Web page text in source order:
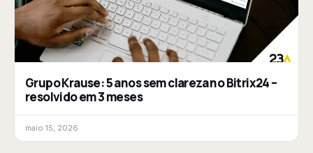
Grupo Krause: 5 anos sem clareza no Bitrix24 –
resolvido em 3 meses
maio 15, 2026